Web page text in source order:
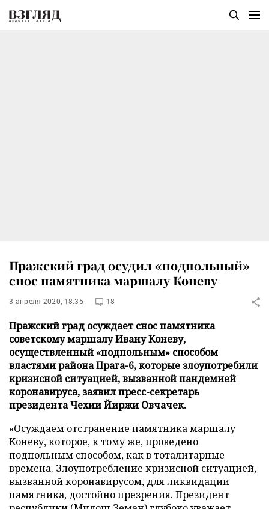
Пражский град осудил «подпольный»
снос памятника маршалу Коневу
3 апреля 2020, 18:35 18
Пражский град осуждает снос памятника
советскому маршалу Ивану Коневу,
осуществленный «подпольным» способом
властями района Прага-6, которые злоупотребили
кризисной ситуацией, вызванной пандемией
коронавируса, заявил пресс-секретарь
президента Чехии Йиржи Овчачек.
«Осуждаем отстранение памятника маршалу
Коневу, которое, к тому же, проведено
подпольным способом, как в тоталитарные
времена. Злоупотребление кризисной ситуацией,
вызванной коронавирусом, для ликвидации
памятника, достойно презрения. Президент